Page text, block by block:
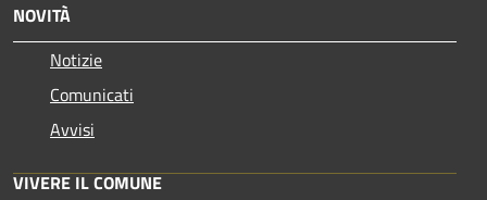
NOVITÀ
Notizie
Comunicati
Avvisi
VIVERE IL COMUNE